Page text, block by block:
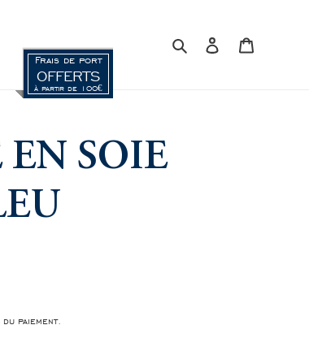
Frais de port
OFFERTS
à partir de 100€
RechercherSe connecter
EN SOIE
paiement.